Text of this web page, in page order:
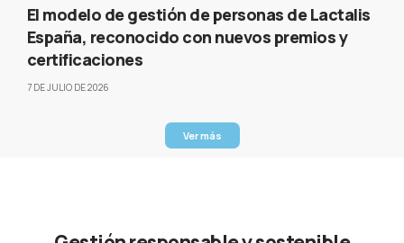
El modelo de gestión de personas de Lactalis
España, reconocido con nuevos premios y
certificaciones
7 DE JULIO DE 2026
Ver más